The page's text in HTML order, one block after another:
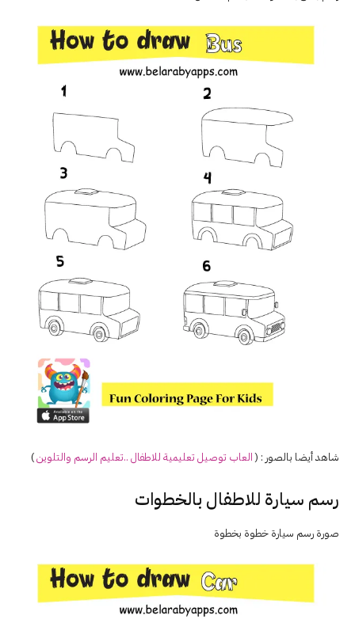
شاهد أيضا بالصور : (العاب توصيل تعليمية للاطفال ..تعليم الرسم والتلوين)
رسم سيارة للاطفال بالخطوات
صورة رسم سيارة خطوة بخطوة